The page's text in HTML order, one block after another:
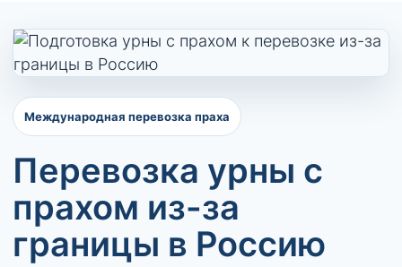
Международная перевозка праха
Перевозка урны с
прахом из-за
границы в Россию